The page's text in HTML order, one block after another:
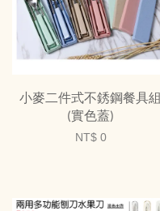
小麥二件式不銹鋼餐具組
(實色蓋)
NT$ 0